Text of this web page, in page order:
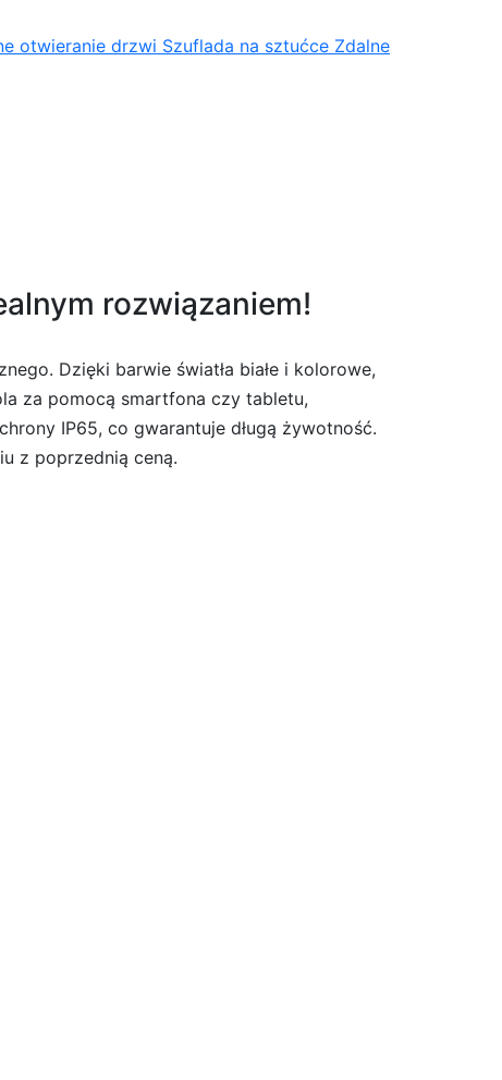
otwieranie drzwi Szuflada na sztućce Zdalne
rozwiązaniem!
Dzięki barwie światła białe i kolorowe,
za pomocą smartfona czy tabletu,
IP65, co gwarantuje długą żywotność.
z poprzednią ceną.